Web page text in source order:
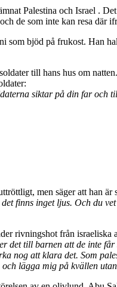
Palestina och Israel .
de som inte kan resa där
som bjöd på frukost. Han
till hans hus om
siktar på din far och
men säger att han
finns inget ljus. Och du
rivningshot från
det till barnen att de inte
nog att klara det. Som
och lägga mig på kvällen